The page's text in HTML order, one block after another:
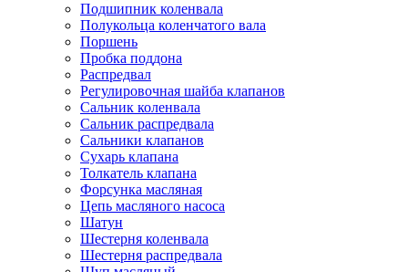
Подшипник коленвала
Полукольца коленчатого вала
Поршень
Пробка поддона
Распредвал
Регулировочная шайба клапанов
Сальник коленвала
Сальник распредвала
Сальники клапанов
Сухарь клапана
Толкатель клапана
Форсунка масляная
Цепь масляного насоса
Шатун
Шестерня коленвала
Шестерня распредвала